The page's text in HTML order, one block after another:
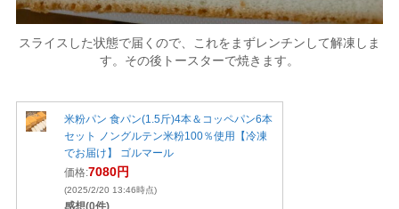
スライスした状態で届くので、これをまずレンチンして解凍しま
す。その後トースターで焼きます。
米粉パン 食パン(1.5斤)4本＆コッペパン6本
セット ノングルテン米粉100％使用【冷凍
でお届け】 ゴルマール
価格:7080円
(2025/2/20 13:46時点)
感想(0件)